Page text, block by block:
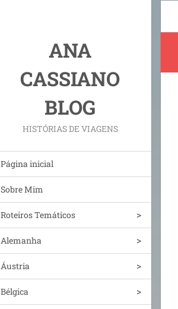
ANA
CASSIANO
BLOG
HISTÓRIAS DE VIAGENS
Página inicial
Sobre Mim
Roteiros Temáticos
Alemanha
Áustria
Bélgica